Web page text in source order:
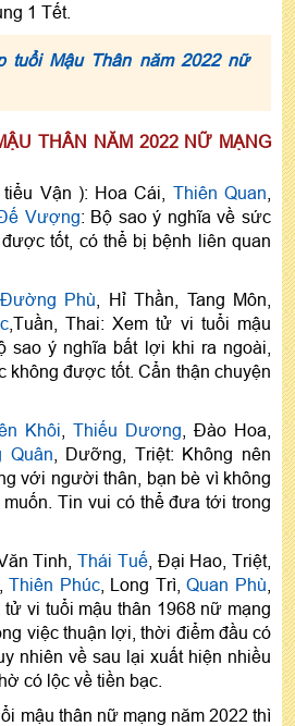
1 Tết.
tuổi Mậu Thân năm 2022 nữ
THÂN NĂM 2022 NỮ MẠNG
Vận ): Hoa Cái, Thiên Quan
Vượng: Bộ sao ý nghĩa về sức
tốt, có thể bị bệnh liên quan
Đường Phù , Hỉ Thần, Tang Môn,
,Tuần, Thai: Xem tử vi tuổi mậu
sao ý nghĩa bất lợi khi ra ngoài,
không được tốt. Cẩn thận chuyện
Khôi Thiếu Dương , Đào Hoa,
Quân , Dưỡng, Triệt: Không nên
với người thân, bạn bè vì không
Tin vui có thể đưa tới trong
Tinh,Thái Tuế, Đại Hao, Triệt,
Thiên Phúc, Long Trì,Quan Phù
tử vi tuổi mậu thân 1968 nữ mạng
việc thuận lợi, thời điểm đầu có
nhiên về sau lại xuất hiện nhiều
có lộc về tiền bạc.
mậu thân nữ mạng năm 2022 thì